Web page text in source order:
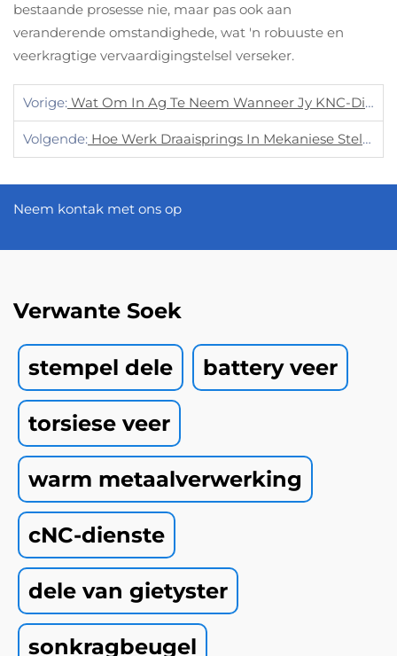
bestaande prosesse nie, maar pas ook aan
veranderende omstandighede, wat 'n robuuste en
veerkragtige vervaardigingstelsel verseker.
Vorige: Wat Om In Ag Te Neem Wanneer Jy KNC-Dienste Kies?
Volgende: Hoe Werk Draaisprings In Mekaniese Stelsels?
Neem kontak met ons op
Verwante Soek
stempel dele battery veer
torsiese veer
warm metaalverwerking
cNC-dienste
dele van gietyster
sonkragbeugel